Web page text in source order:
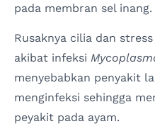
pada membran sel inang.
Rusaknya cilia dan
akibat infeksi
menyebabkan penyakit
menginfeksi sehingga
peyakit pada ayam.